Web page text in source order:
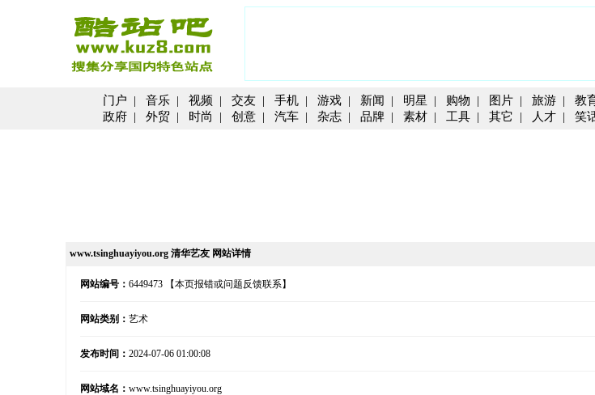
门户 | 音乐 | 视频 | 交友 | 手机 | 游戏 | 新闻 | 明星 | 购物 | 图片 | 旅游 | 教
政府 | 外贸 | 时尚 | 创意 | 汽车 | 杂志 | 品牌 | 素材 | 工具 | 其它 | 人才 | 笑
www.tsinghuayiyou.org 清华艺友 网站详情
网站编号： 6449473 【本页报错或问题反馈联系】
网站类别： 艺术
发布时间： 2024-07-06 01:00:08
网站域名： www.tsinghuayiyou.org